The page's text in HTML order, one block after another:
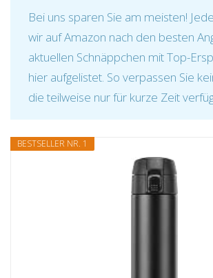
Bei uns sparen Sie am meisten!
wir auf Amazon nach den besten
aktuellen Schnäppchen mit Top-
hier aufgelistet. So verpassen Sie
die teilweise nur für kurze Zeit
BESTSELLER NR. 1